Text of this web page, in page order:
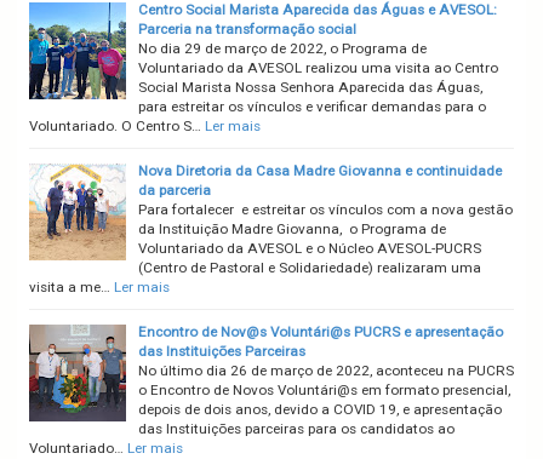
Centro Social Marista Aparecida das Águas e AVESOL:
Parceria na transformação social
No dia 29 de março de 2022, o Programa de
Voluntariado da AVESOL realizou uma visita ao Centro
Social Marista Nossa Senhora Aparecida das Águas,
para estreitar os vínculos e verificar demandas para o
Voluntariado. O Centro S… Ler mais
Nova Diretoria da Casa Madre Giovanna e continuidade
da parceria
Para fortalecer e estreitar os vínculos com a nova gestão
da Instituição Madre Giovanna, o Programa de
Voluntariado da AVESOL e o Núcleo AVESOL-PUCRS
(Centro de Pastoral e Solidariedade) realizaram uma
visita a me… Ler mais
Encontro de Nov@s Voluntári@s PUCRS e apresentação
das Instituições Parceiras
No último dia 26 de março de 2022, aconteceu na PUCRS
o Encontro de Novos Voluntári@s em formato presencial,
depois de dois anos, devido a COVID 19, e apresentação
das Instituições parceiras para os candidatos ao
Voluntariado… Ler mais